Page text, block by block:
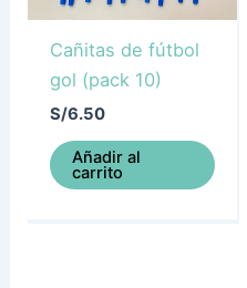
Cañitas de fútbol
gol (pack 10)
S/6.50
Añadir al
carrito